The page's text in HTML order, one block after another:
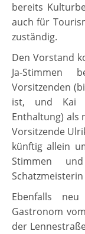
bereits
auch für
zuständig.
Den Vorstand
Ja-Stimmen
Vorsitzenden
ist, und Kai
Enthaltung) als
Vorsitzende
künftig allein
Stimmen
Ebenfalls
Gastronom
der